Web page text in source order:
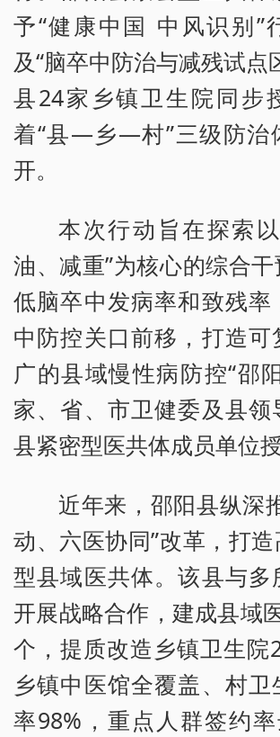
予“健康中国 中风识别”
及“脑卒中防治与减残试点
县24家乡镇卫生院同步
着“县—乡—村”三级防治
开。
本次行动旨在探索
油、减重”为核心的综合
低脑卒中发病率和致残率
中防控关口前移，打造可
广的县域慢性病防控“邵
家、省、市卫健委及县领
县紧密型医共体成员单位授
近年来，邵阳县纵深
动、六医协同”改革，打
型县域医共体。该县与多
开展战略合作，建成县域
个，提质改造乡镇卫生院
乡镇中医馆全覆盖、村
率98%，重点人群签约率